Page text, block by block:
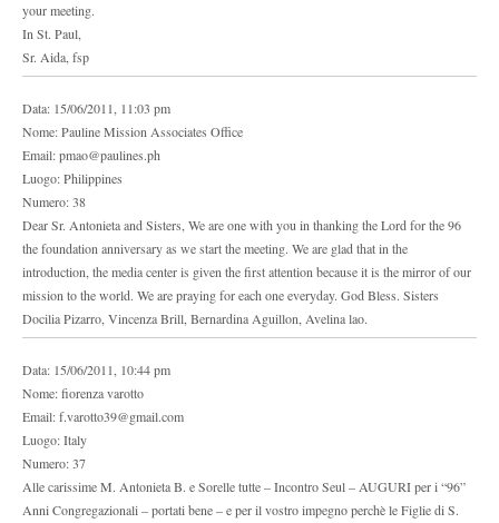
your meeting.
In St. Paul,
Sr. Aida, fsp
Data: 15/06/2011, 11:03 pm
Nome: Pauline Mission Associates Office
Email: pmao@paulines.ph
Luogo: Philippines
Numero: 38
Dear Sr. Antonieta and Sisters, We are one with you in thanking the Lord for the 96
the foundation anniversary as we start the meeting. We are glad that in the
introduction, the media center is given the first attention because it is the mirror of our
mission to the world. We are praying for each one everyday. God Bless. Sisters
Docilia Pizarro, Vincenza Brill, Bernardina Aguillon, Avelina lao.
Data: 15/06/2011, 10:44 pm
Nome: fiorenza varotto
Email: f.varotto39@gmail.com
Luogo: Italy
Numero: 37
Alle carissime M. Antonieta B. e Sorelle tutte – Incontro Seul – AUGURI per i “96”
Anni Congregazionali – portati bene – e per il vostro impegno perchè le Figlie di S.